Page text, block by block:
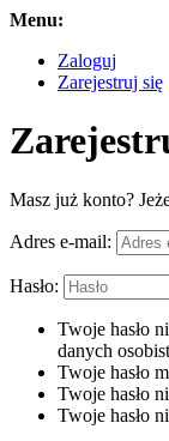
Menu:
Zaloguj
Zarejestruj się
Masz już konto?
Adres e-mail:
Hasło:
Twoje hasło
danych
Twoje hasło
Twoje hasło
Twoje hasło